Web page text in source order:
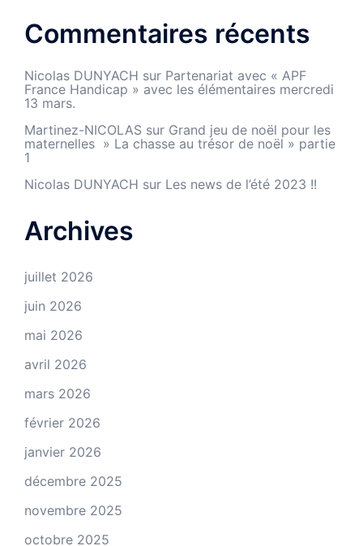
Commentaires récents
Nicolas DUNYACH sur Partenariat avec « APF
France Handicap » avec les élémentaires mercredi
13 mars.
Martinez-NICOLAS sur Grand jeu de noël pour les
maternelles » La chasse au trésor de noël » partie
1
Nicolas DUNYACH sur Les news de l’été 2023 !!
Archives
juillet 2026
juin 2026
mai 2026
avril 2026
mars 2026
février 2026
janvier 2026
décembre 2025
novembre 2025
octobre 2025